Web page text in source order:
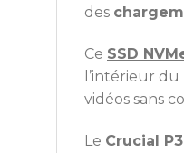
des
Ce SSD
l’intérieur
vidéos sans
Le Crucial